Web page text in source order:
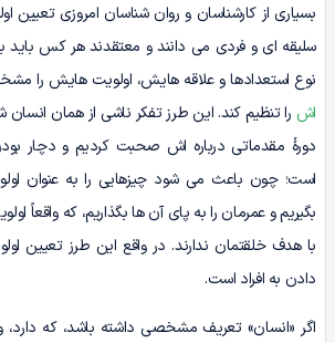
بسیاری از کارشناسان و روان شناسان امروزی تعیین
سلیقه ای و فردی می دانند و معتقدند هر کس باید
نوع استعدادها و علاقه هایش، اولویت هایش را
اش را تنظیم کند. این طرز تفکر ناشی از همان
دورۀ مقدماتی درباره اش صحبت کردیم و دچار
است؛ چون باعث می شود چیزهایی را به عنوان
بگیریم و عمرمان را به پای آن ها بگذاریم، که واقعاً
با هدف خلقتمان ندارند. در واقع این طرز تعیین
دادن به افراد است.
اگر «انسان» تعریف مشخصی داشته باشد، که